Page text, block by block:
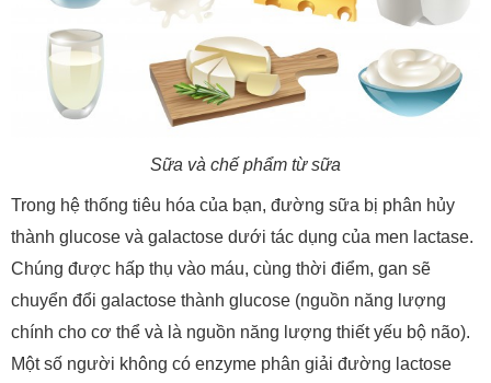
Sữa và chế phẩm từ sữa
Trong hệ thống tiêu hóa của bạn, đường sữa bị phân hủy
thành glucose và galactose dưới tác dụng của men lactase.
Chúng được hấp thụ vào máu, cùng thời điểm, gan sẽ
chuyển đổi galactose thành glucose (nguồn năng lượng
chính cho cơ thể và là nguồn năng lượng thiết yếu bộ não).
Một số người không có enzyme phân giải đường lactose